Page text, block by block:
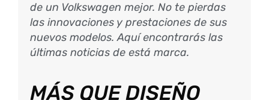
de un Volkswagen mejor. No te pierdas
las innovaciones y prestaciones de sus
nuevos modelos. Aquí encontrarás las
últimas noticias de está marca.
MÁS QUE DISEÑO